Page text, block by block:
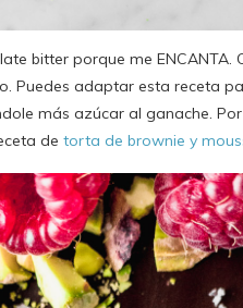
bitter porque me ENCANTA.
Puedes adaptar esta receta
más azúcar al ganache.
de torta de brownie y